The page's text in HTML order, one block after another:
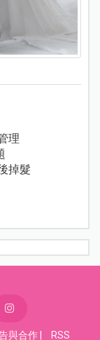
理
掉髮
與合作 RSS